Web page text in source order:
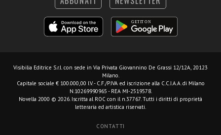
Visibilia Editrice S.r.l. con sede in Via Privata Giovannino De Grassi 12/12A, 20123
Milano.
Capitale sociale € 100.000,00 I.V. - C.F./P.IVA ed iscrizione alla C.C.I.A.A. di Milano
N.10269990965 - REA MI-2519578.
Novella 2000 © 2026. Iscritta al ROC con il n.37767. Tutti i diritti di proprietà
letteraria ed artistica riservati.
CONTATTI